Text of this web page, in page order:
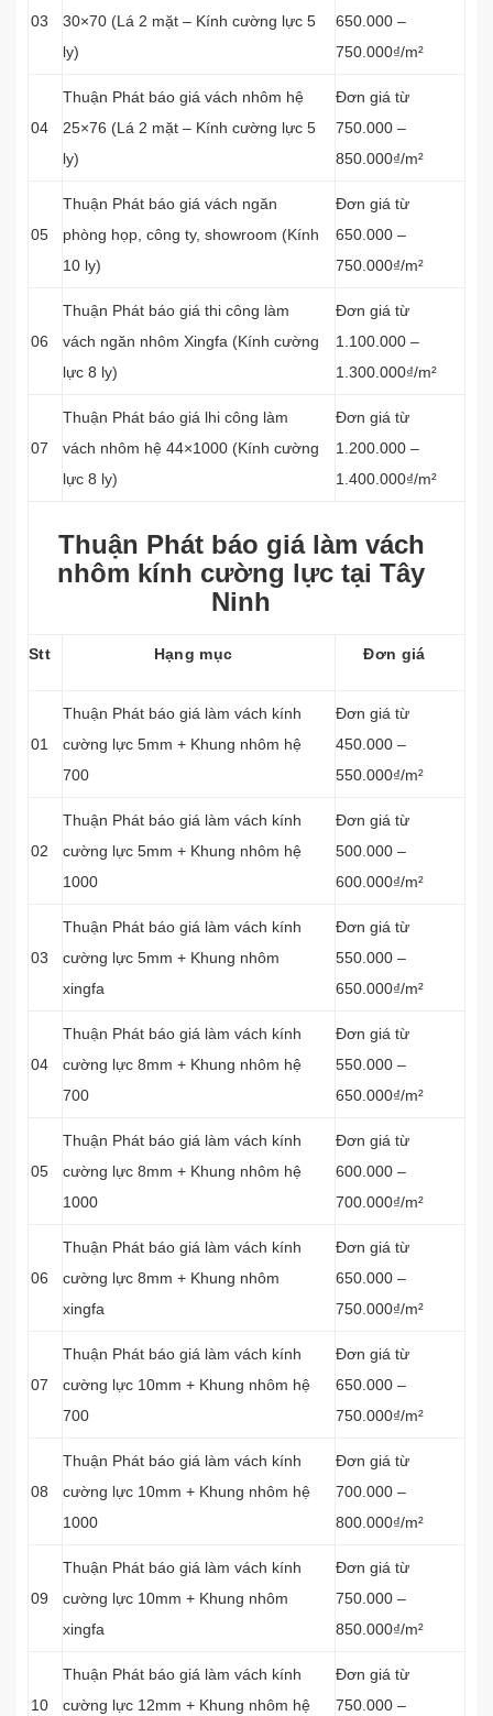
03
30×70 (Lá 2 mặt – Kính cường lực 5
ly)
650.000 –
750.000₫/m²
04
Thuận Phát báo giá vách nhôm hệ
25×76 (Lá 2 mặt – Kính cường lực 5
ly)
Đơn giá từ
750.000 –
850.000₫/m²
05
Thuận Phát báo giá vách ngăn
phòng họp, công ty, showroom (Kính
10 ly)
Đơn giá từ
650.000 –
750.000₫/m²
06
Thuận Phát báo giá thi công làm
vách ngăn nhôm Xingfa (Kính cường
lực 8 ly)
Đơn giá từ
1.100.000 –
1.300.000₫/m²
07
Thuận Phát báo giá lhi công làm
vách nhôm hệ 44×1000 (Kính cường
lực 8 ly)
Đơn giá từ
1.200.000 –
1.400.000₫/m²
Thuận Phát báo giá làm vách
nhôm kính cường lực tại Tây
Ninh
Stt Hạng mục Đơn giá
01
Thuận Phát báo giá làm vách kính
cường lực 5mm + Khung nhôm hệ
700
Đơn giá từ
450.000 –
550.000₫/m²
02
Thuận Phát báo giá làm vách kính
cường lực 5mm + Khung nhôm hệ
1000
Đơn giá từ
500.000 –
600.000₫/m²
03
Thuận Phát báo giá làm vách kính
cường lực 5mm + Khung nhôm
xingfa
Đơn giá từ
550.000 –
650.000₫/m²
04
Thuận Phát báo giá làm vách kính
cường lực 8mm + Khung nhôm hệ
700
Đơn giá từ
550.000 –
650.000₫/m²
05
Thuận Phát báo giá làm vách kính
cường lực 8mm + Khung nhôm hệ
1000
Đơn giá từ
600.000 –
700.000₫/m²
06
Thuận Phát báo giá làm vách kính
cường lực 8mm + Khung nhôm
xingfa
Đơn giá từ
650.000 –
750.000₫/m²
07
Thuận Phát báo giá làm vách kính
cường lực 10mm + Khung nhôm hệ
700
Đơn giá từ
650.000 –
750.000₫/m²
08
Thuận Phát báo giá làm vách kính
cường lực 10mm + Khung nhôm hệ
1000
Đơn giá từ
700.000 –
800.000₫/m²
09
Thuận Phát báo giá làm vách kính
cường lực 10mm + Khung nhôm
xingfa
Đơn giá từ
750.000 –
850.000₫/m²
10
Thuận Phát báo giá làm vách kính
cường lực 12mm + Khung nhôm hệ
Đơn giá từ
750.000 –